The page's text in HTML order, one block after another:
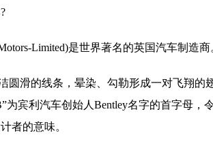
Limited)是世界著名的英国汽车制造商
圆滑的线条，晕染、勾勒形成一对飞翔的
为宾利汽车创始人Bentley名字的首字母，
者的意味。